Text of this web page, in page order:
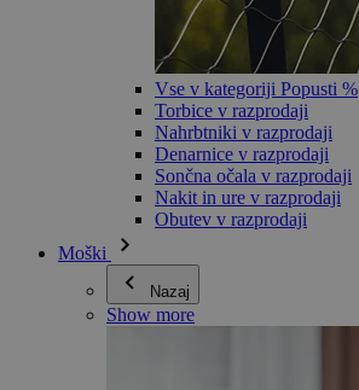
Vse v kategoriji Popusti %
Torbice v razprodaji
Nahrbtniki v razprodaji
Denarnice v razprodaji
Sončna očala v razprodaji
Nakit in ure v razprodaji
Obutev v razprodaji
Moški
Nazaj
Show more